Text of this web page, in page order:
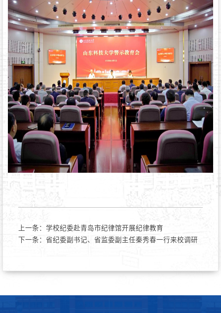
上一条： 学校纪委赴青岛市纪律馆开展纪律教育
下一条： 省纪委副书记、省监委副主任秦秀春一行来校调研